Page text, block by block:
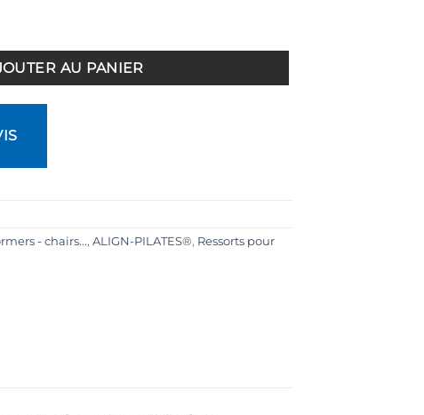
renforcée pour ressort Very Light pour Reformer
AU PANIER
- chairs..., ALIGN-PILATES®, Ressorts pour